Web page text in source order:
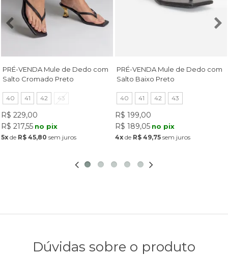
PRÉ-VENDA Mule de Dedo com
Salto Cromado Preto
40 41 42 43
R$ 229,00
R$ 217,55 no pix
5x de R$ 45,80 sem juros
PRÉ-VENDA Mule de Dedo com
Salto Baixo Preto
40 41 42 43
R$ 199,00
R$ 189,05 no pix
4x de R$ 49,75 sem juros
Dúvidas sobre o produto